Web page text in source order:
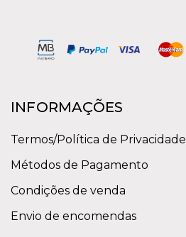
INFORMAÇÕES
Termos/Política de Privacidade
Métodos de Pagamento
Condições de venda
Envio de encomendas